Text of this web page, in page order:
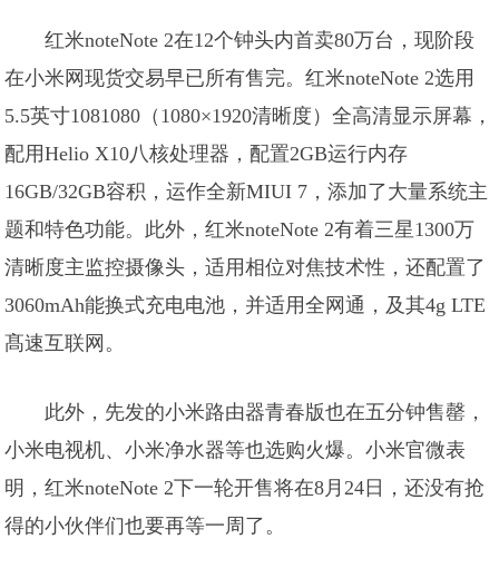
红米noteNote 2在12个钟头内首卖80万台，现阶段
在小米网现货交易早已所有售完。红米noteNote 2选用
5.5英寸1081080（1080×1920清晰度）全高清显示屏幕，
配用Helio X10八核处理器，配置2GB运行内存
16GB/32GB容积，运作全新MIUI 7，添加了大量系统主
题和特色功能。此外，红米noteNote 2有着三星1300万
清晰度主监控摄像头，适用相位对焦技术性，还配置了
3060mAh能换式充电电池，并适用全网通，及其4g LTE
髙速互联网。
此外，先发的小米路由器青春版也在五分钟售罄，
小米电视机、小米净水器等也选购火爆。小米官微表
明，红米noteNote 2下一轮开售将在8月24日，还没有抢
得的小伙伴们也要再等一周了。